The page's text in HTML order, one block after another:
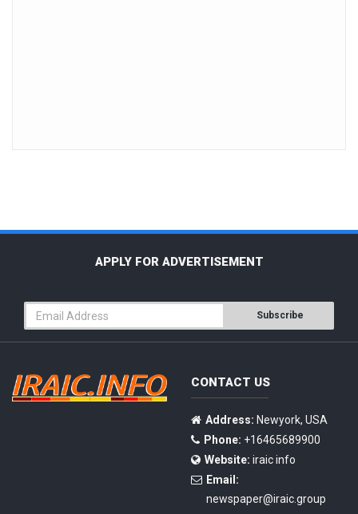
APPLY FOR ADVERTISEMENT
Subscribe
CONTACT US
Address: Newyork, USA
Phone: +16465689900
Website: iraic info
Email:
newspaper@iraic.group